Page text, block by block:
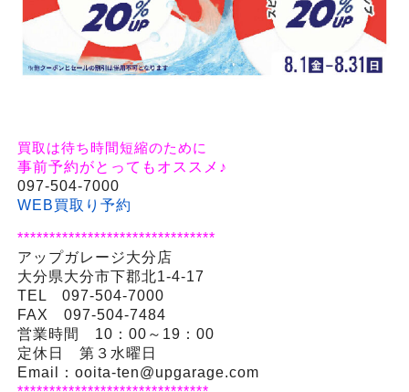
買取は待ち時間短縮のために
事前予約がとってもオススメ♪
097-504-7000
WEB買取り予約
*******************************
アップガレージ大分店
大分県大分市下郡北1-4-17
TEL 097-504-7000
FAX 097-504-7484
営業時間 10：00～19：00
定休日 第３水曜日
Email：ooita-ten@upgarage.com